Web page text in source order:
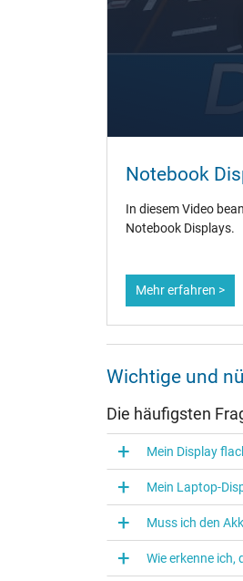
Notebook
In diesem Video
Notebook Displays.
Mehr erfahren >
Wichtige und
Die häufigsten
Mein Display
Mein Laptop-
Muss ich den
Wie erkenne ich,